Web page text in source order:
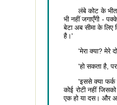
लंबे कोट के
भी नहीं जगाएँगी -
बेटा अब सीमा के लिए
है।'
'मेरा क्या? मेरे
'हो सकता है,
'इससे क्या फर्क
कोई रोटी नहीं
एक हो या दस। और